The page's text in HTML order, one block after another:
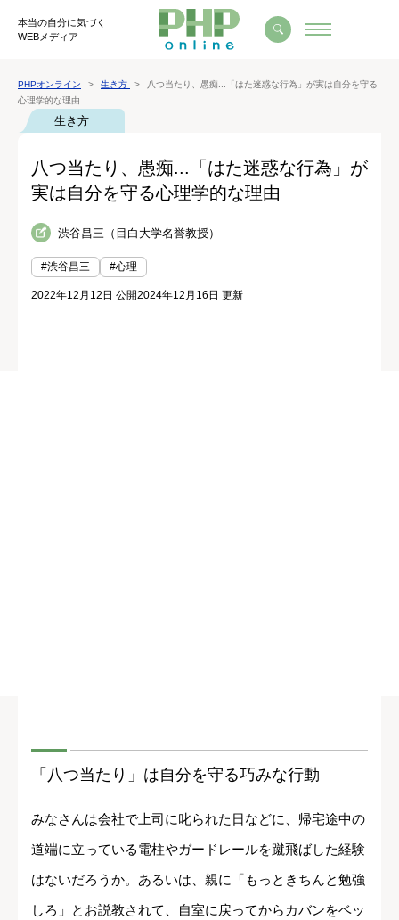
本当の自分に気づく
WEBメディア
PHPオンライン 生き方
八つ当たり、愚痴...「はた迷惑な行為」が実は自分を守る
心理学的な理由
生き方
八つ当たり、愚痴...「はた迷惑な行為」が
実は自分を守る心理学的な理由
渋谷昌三（目白大学名誉教授）
#渋谷昌三 #心理
2022年12月12日 公開2024年12月16日 更新
「八つ当たり」は自分を守る巧みな行動
みなさんは会社で上司に叱られた日などに、帰宅途中の
道端に立っている電柱やガードレールを蹴飛ばした経験
はないだろうか。あるいは、親に「もっときちんと勉強
しろ」とお説教されて、自室に戻ってからカバンをベッ